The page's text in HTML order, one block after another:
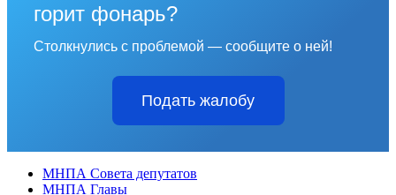
горит фонарь?
Столкнулись с проблемой — сообщите о ней!
Подать жалобу
МНПА Совета депутатов
МНПА Главы